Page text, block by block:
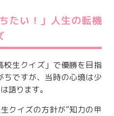
たい！」人生の転機
校生クイズ」で優勝を目指
ですが、当時の心境は少
語ります。
クイズの方針が“知力の甲